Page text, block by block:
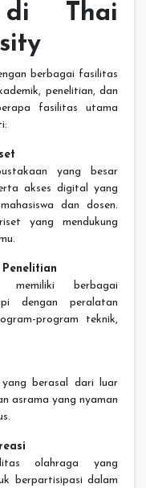
di Thai
berbagai fasilitas
penelitian, dan
fasilitas utama
yang besar
akses digital yang
dan dosen.
yang mendukung
berbagai
dengan peralatan
program teknik,
yang berasal dari luar
asrama yang nyaman
olahraga yang
berpartisipasi dalam